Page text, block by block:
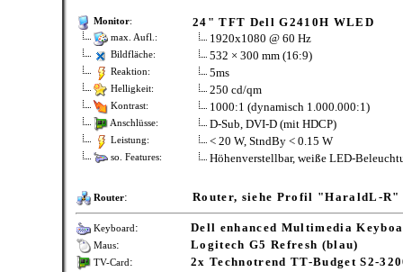
Monitor: 24" TFT Dell G2410H WLED
max. Aufl.: 1920x1080 @ 60 Hz
Bildfläche: 532 × 300 mm (16:9)
Reaktion: 5ms
Helligkeit: 250 cd/qm
Kontrast: 1000:1 (dynamisch 1.000.000:1)
Anschlüsse: D-Sub, DVI-D (mit HDCP)
Leistung: < 20 W, StndBy < 0.15 W
so. Features: Höhenverstellbar, weiße LED-
Router: Router, siehe Profil "HaraldL-R"
Keyboard: Dell enhanced Multimedia
Maus: Logitech G5 Refresh (blau)
TV-Card: 2x Technotrend TT-Budget S2-